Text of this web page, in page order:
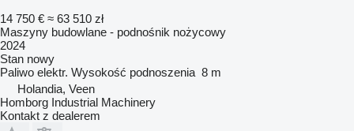
14 750 € ≈ 63 510 zł
Maszyny budowlane - podnośnik nożycowy
2024
Stan nowy
Paliwo elektr. Wysokość podnoszenia 8 m
Holandia, Veen
Homborg Industrial Machinery
Kontakt z dealerem